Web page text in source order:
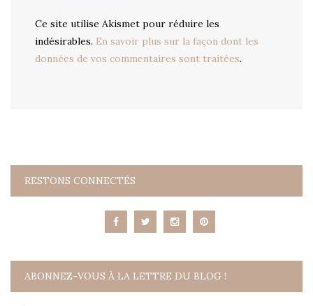
Ce site utilise Akismet pour réduire les
indésirables. En savoir plus sur la façon dont les
données de vos commentaires sont traitées.
RESTONS CONNECTÉS
ABONNEZ-VOUS À LA LETTRE DU BLOG !